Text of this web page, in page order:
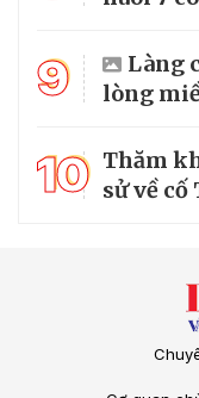
9
Làng
lòng
10 Thăm
sử về